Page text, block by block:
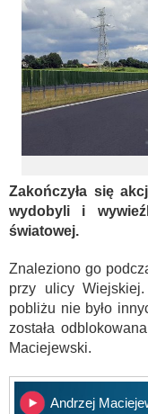
Zakończyła się
wydobyli i
światowej.
Znaleziono go
przy ulicy
pobliżu nie było
została
Maciejewski.
Andrzej